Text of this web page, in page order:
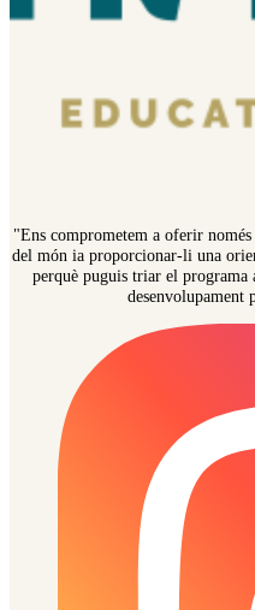
"Ens comprometem a oferir
del món ia proporcionar-li una
perquè puguis triar el
desenvolupament